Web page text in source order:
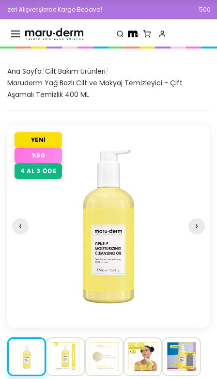
Kargo Bedava! 500 TL ve
Ana Sayfa/Cilt Bakım Ürünleri/
Maruderm Yağ Bazlı Cilt ve Makyaj Temizleyici - Çift
Aşamalı Temizlik 400 ML
YENİ
%60
4 AL 3 ÖDE
‹ ›